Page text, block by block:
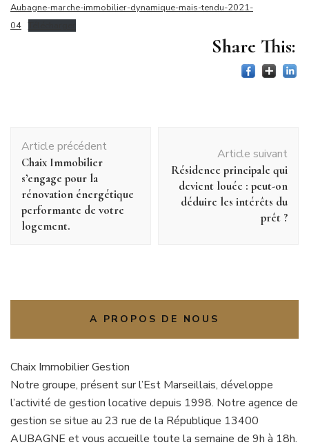
Aubagne-marche-immobilier-dynamique-mais-tendu-2021-
04 Télécharger
Share This:
d'article
Article précédent
Chaix Immobilier
s’engage pour la
rénovation énergétique
performante de votre
logement.
Article suivant
Résidence principale qui
devient louée : peut-on
déduire les intérêts du
prêt ?
A PROPOS DE NOUS
Chaix Immobilier Gestion
Notre groupe, présent sur l’Est Marseillais, développe
l’activité de gestion locative depuis 1998. Notre agence de
gestion se situe au 23 rue de la République 13400
AUBAGNE et vous accueille toute la semaine de 9h à 18h.